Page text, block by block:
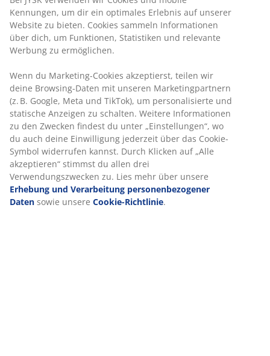
Artikelnummer: 4912766
Produkteigenschaften
Bewertungen
(0)
Lieferung
Kennungen, um dir ein optimales Erlebnis auf unserer
Website zu bieten. Cookies sammeln Informationen
über dich, um Funktionen, Statistiken und relevante
Werbung zu ermöglichen.
Wenn du Marketing-Cookies akzeptierst, teilen wir
deine Browsing-Daten mit unseren Marketingpartnern
(z. B. Google, Meta und TikTok), um personalisierte und
statische Anzeigen zu schalten. Weitere Informationen
zu den Zwecken findest du unter „Einstellungen“, wo
du auch deine Einwilligung jederzeit über das Cookie-
Symbol widerrufen kannst. Durch Klicken auf „Alle
akzeptieren“ stimmst du allen drei
Verwendungszwecken zu. Lies mehr über unsere
Erhebung und Verarbeitung personenbezogener
Daten sowie unsere Cookie-Richtlinie.